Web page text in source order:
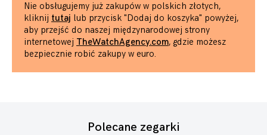
Nie obsługujemy już zakupów w polskich złotych,
kliknij tutaj lub przycisk "Dodaj do koszyka" powyżej,
aby przejść do naszej międzynarodowej strony
internetowej TheWatchAgency.com, gdzie możesz
bezpiecznie robić zakupy w euro.
Polecane zegarki